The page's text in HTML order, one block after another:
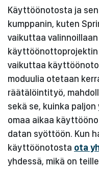
Käyttöönotosta ja
kumppanin, kuten
vaikuttaa
vaikuttaa
moduulia otetaan
räätälöintityö,
sekä se, kuinka
omaa aikaa
datan syöttöön. Kun
käyttöönotosta ota
yhdessä, mikä on